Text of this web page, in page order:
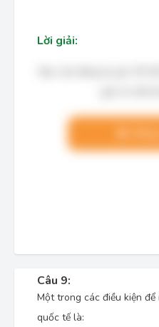
Lời giải:
Câu 9:
Một trong các điều kiện
quốc tế là: